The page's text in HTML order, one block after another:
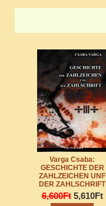
Varga Csaba:
GESCHICHTE DER
ZAHLZEICHEN UNF
DER ZAHLSCHRIFT
6,600Ft 5,610Ft